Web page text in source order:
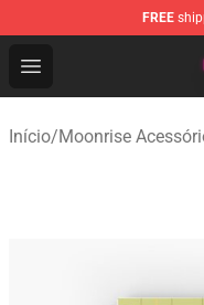
FREE
Open menu
Moonrise Store -
Início/Moonrise